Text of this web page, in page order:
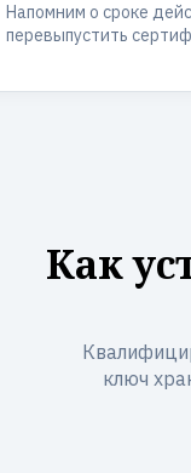
Напомним о сроке
перевыпустить
Как
ключ